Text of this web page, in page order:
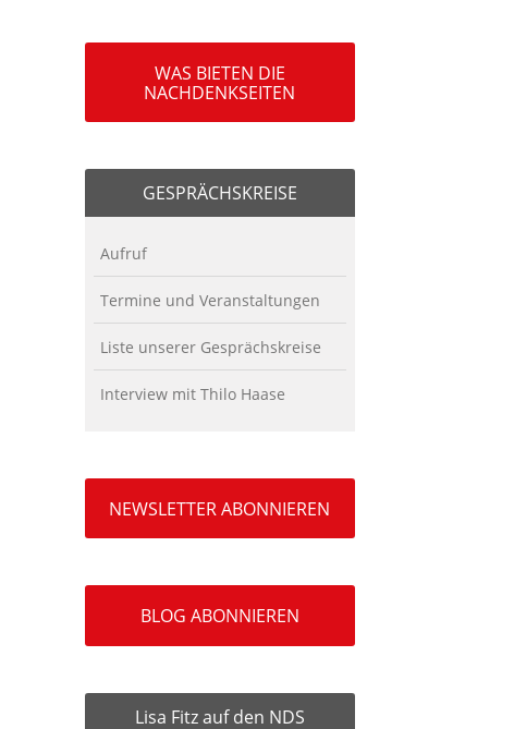
WAS BIETEN DIE
NACHDENKSEITEN
GESPRÄCHSKREISE
Aufruf
Termine und Veranstaltungen
Liste unserer Gesprächskreise
Interview mit Thilo Haase
NEWSLETTER ABONNIEREN
BLOG ABONNIEREN
Lisa Fitz auf den NDS